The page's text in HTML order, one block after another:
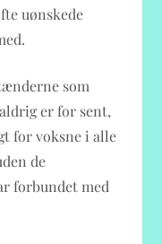
uønskede
som
er for sent,
for voksne i alle
de
forbundet med